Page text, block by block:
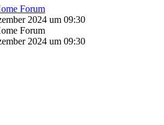
Forum
2024 um 09:30
Forum
2024 um 09:30